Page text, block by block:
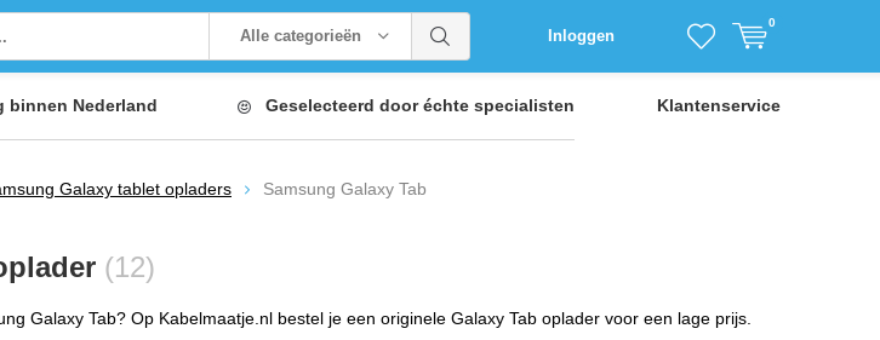
Alle categorieën Inloggen
0
binnen Nederland Geselecteerd dooréchte specialisten Klantenservice
Galaxy tablet opladers Samsung Galaxy Tab
(12)
Galaxy Tab? Op Kabelmaatje.nl bestel je een originele Galaxy Tab oplader voor een lage prijs.